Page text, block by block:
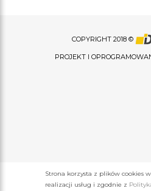
COPYRIGHT 2018 ©
PROJEKT I
Strona korzysta z plików cookies
realizacji usług i zgodnie z